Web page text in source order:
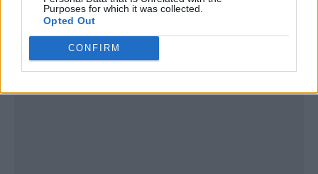
Purposes for which it was collected.
Opted Out
CONFIRM